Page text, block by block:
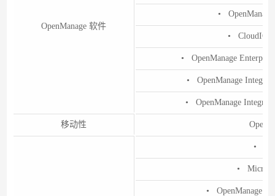
OpenManage 软件
•
• CloudIQ
• OpenManage
• OpenManage
• OpenManage
移动性
•
•
• OpenManage